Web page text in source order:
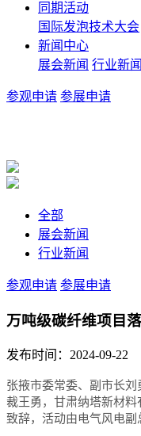
同期活动
国际发泡技术大会
新闻中心
展会新闻 行业新闻
参观申请 参展申请
全部
展会新闻
行业新闻
参观申请 参展申请
万吨级碳纤维项目
发布时间：2024-09-22
张掖市委常委、副市长
裁王勇，甘肃纳塔新材
致辞，活动由电气风电副